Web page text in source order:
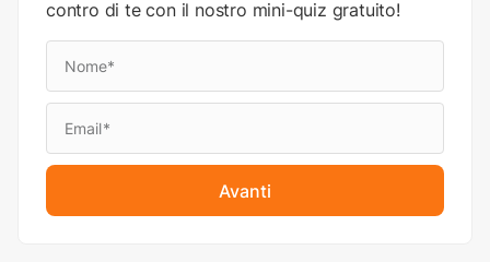
contro di te con il nostro mini-quiz gratuito!
Avanti